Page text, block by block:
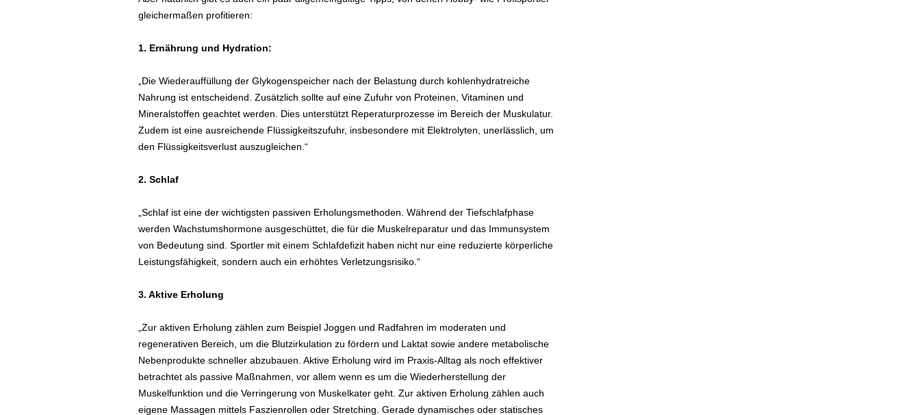
gleichermaßen profitieren:
1. Ernährung und Hydration:
„Die Wiederauffüllung der Glykogenspeicher nach der Belastung durch kohlenhydratreiche
Nahrung ist entscheidend. Zusätzlich sollte auf eine Zufuhr von Proteinen, Vitaminen und
Mineralstoffen geachtet werden. Dies unterstützt Reperaturprozesse im Bereich der Muskulatur.
Zudem ist eine ausreichende Flüssigkeitszufuhr, insbesondere mit Elektrolyten, unerlässlich, um
den Flüssigkeitsverlust auszugleichen.“
2. Schlaf
„Schlaf ist eine der wichtigsten passiven Erholungsmethoden. Während der Tiefschlafphase
werden Wachstumshormone ausgeschüttet, die für die Muskelreparatur und das Immunsystem
von Bedeutung sind. Sportler mit einem Schlafdefizit haben nicht nur eine reduzierte körperliche
Leistungsfähigkeit, sondern auch ein erhöhtes Verletzungsrisiko.“
3. Aktive Erholung
„Zur aktiven Erholung zählen zum Beispiel Joggen und Radfahren im moderaten und
regenerativen Bereich, um die Blutzirkulation zu fördern und Laktat sowie andere metabolische
Nebenprodukte schneller abzubauen. Aktive Erholung wird im Praxis-Alltag als noch effektiver
betrachtet als passive Maßnahmen, vor allem wenn es um die Wiederherstellung der
Muskelfunktion und die Verringerung von Muskelkater geht. Zur aktiven Erholung zählen auch
eigene Massagen mittels Faszienrollen oder Stretching. Gerade dynamisches oder statisches